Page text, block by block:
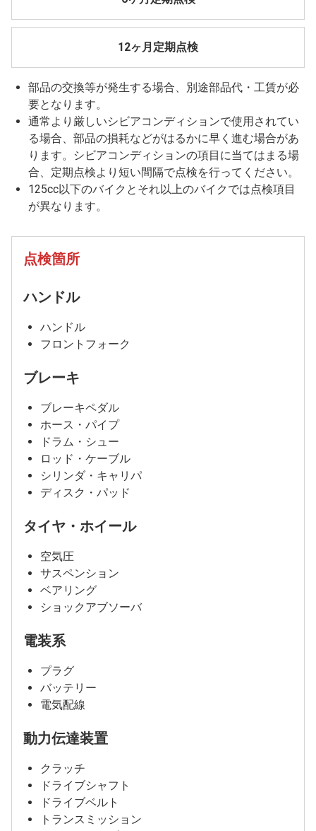
12ヶ月定期点検
部品の交換等が発生する場合、別途部品代・工賃が必
要となります。
通常より厳しいシビアコンディションで使用されてい
る場合、部品の損耗などがはるかに早く進む場合があ
ります。シビアコンディションの項目に当てはまる場
合、定期点検より短い間隔で点検を行ってください。
125cc以下のバイクとそれ以上のバイクでは点検項目
が異なります。
点検箇所
ハンドル
ハンドル
フロントフォーク
ブレーキ
ブレーキペダル
ホース・パイプ
ドラム・シュー
ロッド・ケーブル
シリンダ・キャリパ
ディスク・パッド
タイヤ・ホイール
空気圧
サスペンション
ベアリング
ショックアブソーバ
電装系
プラグ
バッテリー
電気配線
動力伝達装置
クラッチ
ドライブシャフト
ドライブベルト
トランスミッション